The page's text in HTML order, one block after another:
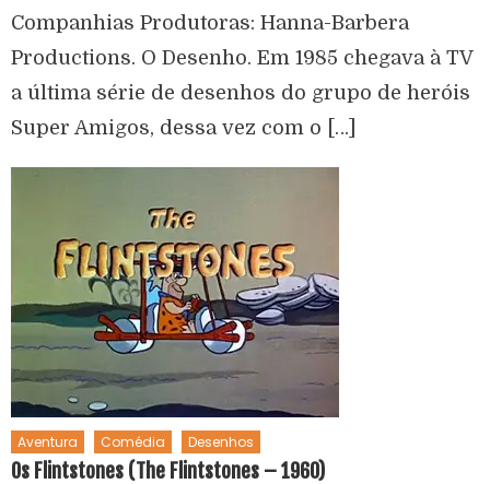
Companhias Produtoras: Hanna-Barbera
Productions. O Desenho. Em 1985 chegava à TV
a última série de desenhos do grupo de heróis
Super Amigos, dessa vez com o […]
Aventura Comédia Desenhos
Os Flintstones (The Flintstones – 1960)